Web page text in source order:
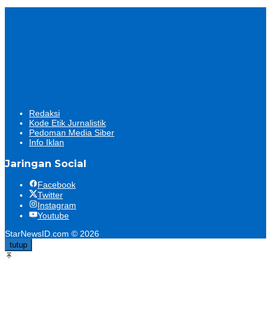
Redaksi
Kode Etik Jurnalistik
Pedoman Media Siber
Info Iklan
Jaringan Social
Facebook
Twitter
Instagram
Youtube
StarNewsID.com © 2026
tutup